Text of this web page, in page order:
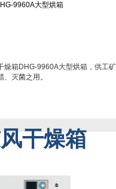
9960A大型烘箱
燥箱DHG-9960A大型烘箱，供工
灭菌之用。
干燥箱